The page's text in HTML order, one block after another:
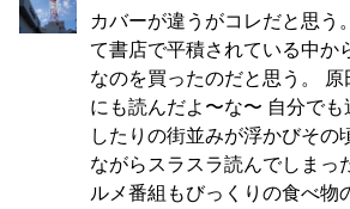
カバーが違うがコレだと思う
て書店で平積されている中か
なのを買ったのだと思う。
にも読んだよ〜な〜 自分で
したりの街並みが浮かびその
ながらスラスラ読んでしまっ
ルメ番組もびっくりの食べ物